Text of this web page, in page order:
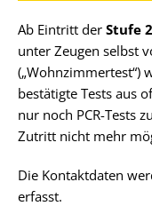
Ab Eintritt der Stufe 2
unter Zeugen selbst
(„Wohnzimmertest“)
bestätigte Tests aus
nur noch PCR-Tests
Zutritt nicht mehr
Die Kontaktdaten
erfasst.